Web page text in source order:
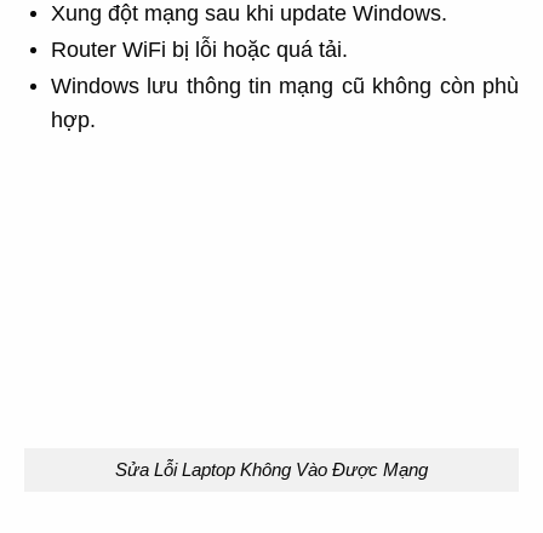
Xung đột mạng sau khi update Windows.
Router WiFi bị lỗi hoặc quá tải.
Windows lưu thông tin mạng cũ không còn phù
hợp.
Sửa Lỗi Laptop Không Vào Được Mạng